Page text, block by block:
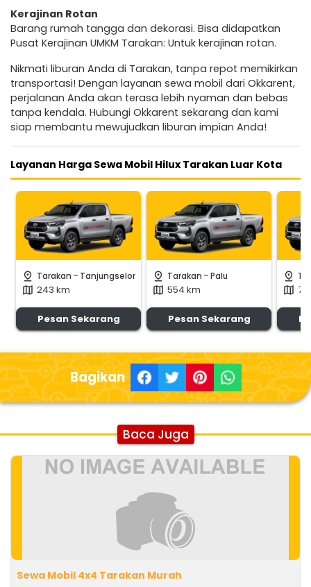
Kerajinan Rotan
Barang rumah tangga dan dekorasi. Bisa didapatkan
Pusat Kerajinan UMKM Tarakan: Untuk kerajinan rotan.
Nikmati liburan Anda di Tarakan, tanpa repot memikirkan
transportasi! Dengan layanan sewa mobil dari Okkarent,
perjalanan Anda akan terasa lebih nyaman dan bebas
tanpa kendala. Hubungi Okkarent sekarang dan kami
siap membantu mewujudkan liburan impian Anda!
Layanan Harga Sewa Mobil Hilux Tarakan Luar Kota
pin_drop Tarakan - Tanjungselor
map 243 km
Pesan Sekarang
pin_drop Tarakan -Palu
map 554 km
Pesan Sekarang
pin_drop
map
Bagikan
Baca Juga
Sewa Mobil 4x4 Tarakan Murah